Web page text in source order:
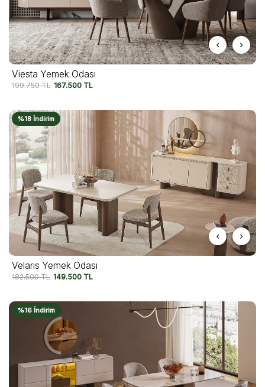
Viesta Yemek Odası
199.750TL 167.500 TL
%18 İndirim
Velaris Yemek Odası
182.500TL 149.500 TL
%16 İndirim